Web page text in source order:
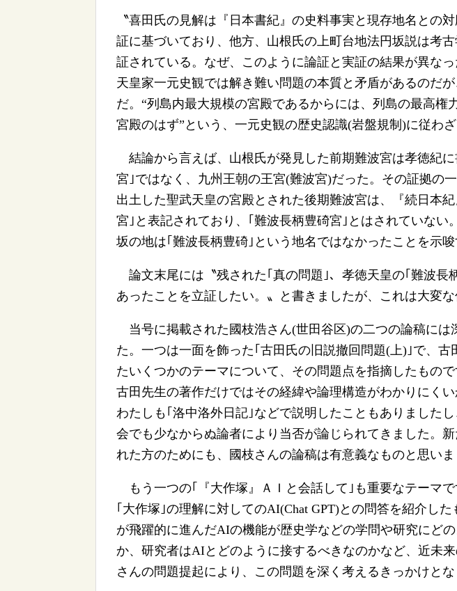
〝喜田氏の見解は『日本書紀』の史料事実と現存地名との
証に基づいており、他方、山根氏の上町台地法円坂説は考
証されている。なぜ、このように論証と実証の結果が異な
天皇家一元史観では解き難い問題の本質と矛盾があるのだ
だ。“列島内最大規模の宮殿であるからには、列島の最高権
宮殿のはず”という、一元史観の歴史認識(岩盤規制)に従わざ
結論から言えば、山根氏が発見した前期難波宮は孝徳紀
宮｣ではなく、九州王朝の王宮(難波宮)だった。その証拠の
出土した聖武天皇の宮殿とされた後期難波宮は、『続日本
宮｣と表記されており、｢難波長柄豊碕宮｣とはされていない
坂の地は｢難波長柄豊碕｣という地名ではなかったことを示唆
論文末尾には〝残された｢真の問題｣、孝徳天皇の｢難波長
あったことを立証したい。〟と書きましたが、これは大変な
当号に掲載された國枝浩さん(世田谷区)の二つの論稿には
た。一つは一面を飾った｢古田氏の旧説撤回問題(上)｣で、古
たいくつかのテーマについて、その問題点を指摘したもの
古田先生の著作だけではその経緯や論理構造がわかりにくい
わたしも｢洛中洛外日記｣などで説明したこともありました
会でも少なからぬ論者により当否が論じられてきました。
れた方のためにも、國枝さんの論稿は有意義なものと思いま
もう一つの｢『大作塚』ＡＩと会話して｣も重要なテーマ
｢大作塚｣の理解に対してのAI(Chat GPT)との問答を紹介し
が飛躍的に進んだAIの機能が歴史学などの学問や研究にど
か、研究者はAIとどのように接するべきなのかなど、近未
さんの問題提起により、この問題を深く考えるきっかけとな